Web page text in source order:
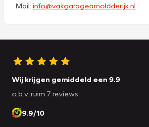
Mail: info@vakgaragearnoldderijk.nl
Wij krijgen gemiddeld een 9.9
o.b.v. ruim 7 reviews
9.9/10